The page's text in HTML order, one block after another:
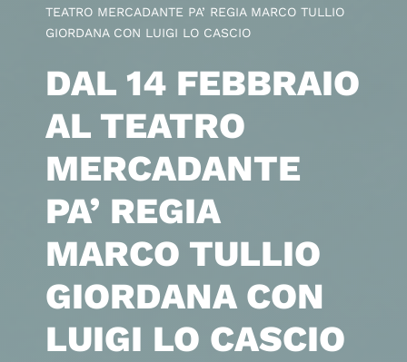
TEATRO MERCADANTE PA’ REGIA MARCO TULLIO
GIORDANA CON LUIGI LO CASCIO
DAL 14 FEBBRAIO
AL TEATRO
MERCADANTE
PA’ REGIA
MARCO TULLIO
GIORDANA CON
LUIGI LO CASCIO